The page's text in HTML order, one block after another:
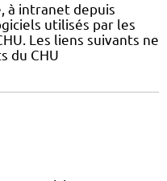
à intranet depuis
utilisés par les
Les liens suivants ne
du CHU